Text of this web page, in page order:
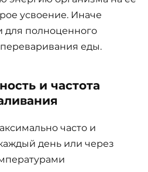
усвоение. Иначе
для полноценного
еды.
и частота
часто и
день или через